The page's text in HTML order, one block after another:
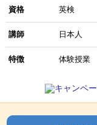
資格 英検
講師 日本人
特徴 体験授業